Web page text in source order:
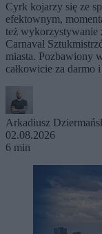
Cyrk kojarzy się ze
efektownym,
też wykorzystywanie
Carnaval
miasta. Pozbawiony
całkowicie za darmo
Arkadiusz
02.08.2026
6 min